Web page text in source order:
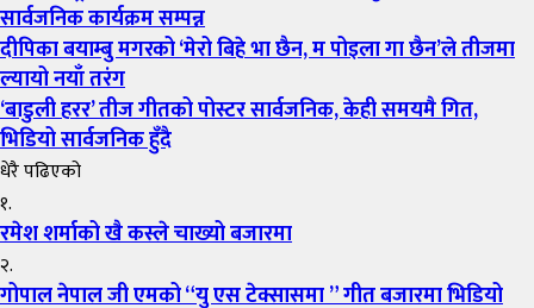
सार्वजनिक कार्यक्रम सम्पन्न
दीपिका बयाम्बु मगरको ‘मेरो बिहे भा छैन, म पोइला गा छैन’ले तीजमा
ल्यायो नयाँ तरंग
‘बाडुली हरर’ तीज गीतको पोस्टर सार्वजनिक, केही समयमै गित,
भिडियो सार्वजनिक हुँदै
धेरै पढिएको
१.
रमेश शर्माको खै कस्ले चाख्यो बजारमा
२.
गोपाल नेपाल जी एमको “यु एस टेक्सासमा ” गीत बजारमा भिडियो